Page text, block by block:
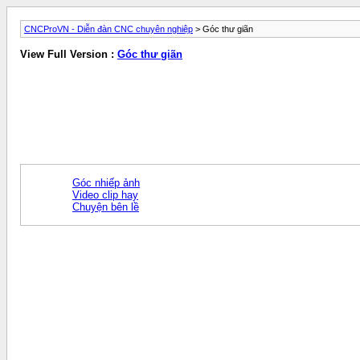
CNCProVN - Diễn đàn CNC chuyên nghiệp > Góc thư giãn
View Full Version : Góc thư giãn
Góc nhiếp ảnh
Video clip hay
Chuyện bên lề